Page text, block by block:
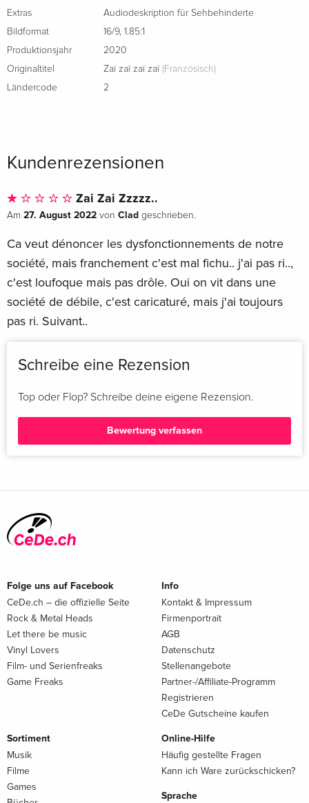
Extras
Audiodeskription für Sehbehinderte
Bildformat
16/9, 1.85:1
Produktionsjahr
2020
Originaltitel
Zaï zaï zaï zaï(Französisch)
Ländercode
2
Kundenrezensionen
Zai Zai Zzzzz..
Am 27. August 2022 von Clad geschrieben.
Ca veut dénoncer les dysfonctionnements de notre
société, mais franchement c'est mal fichu.. j'ai pas ri..,
c'est loufoque mais pas drôle. Oui on vit dans une
société de débile, c'est caricaturé, mais j'ai toujours
pas ri. Suivant..
Schreibe eine Rezension
Top oder Flop? Schreibe deine eigene Rezension.
Bewertung verfassen
Folge uns auf Facebook
CeDe.ch – die offizielle Seite
Rock & Metal Heads
Let there be music
Vinyl Lovers
Film- und Serienfreaks
Game Freaks
Info
Kontakt & Impressum
Firmenportrait
AGB
Datenschutz
Stellenangebote
Partner-/Affiliate-Programm
Registrieren
CeDe Gutscheine kaufen
Sortiment
Musik
Filme
Games
Online-Hilfe
Häufig gestellte Fragen
Kann ich Ware zurückschicken?
Sprache